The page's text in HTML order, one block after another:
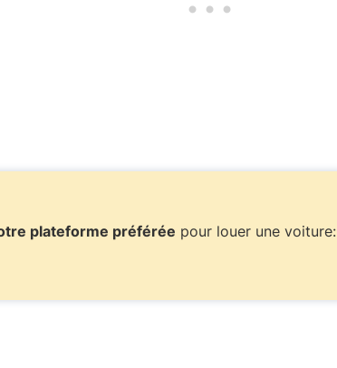
plateforme préférée pour louer une voiture: